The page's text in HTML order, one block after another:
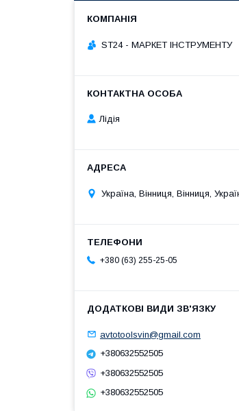
ST24 - МАРКЕТ ІНСТРУМЕНТУ
Лідія
Україна, Вінниця, Вінниця,
+380 (63) 255-25-05
avtotoolsvin@gmail.com
+380632552505
+380632552505
+380632552505